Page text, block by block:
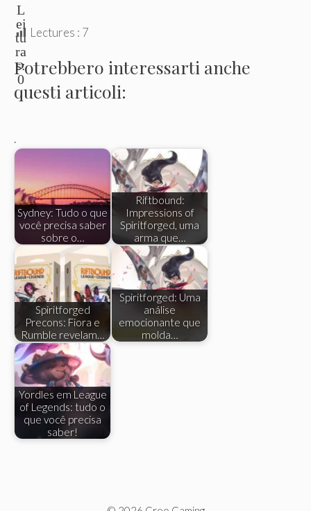
L
ei
tu
ra
s:
0
Lectures : 7
Potrebbero interessarti anche
questi articoli:
.
Sydney: Tudo o que
você precisa saber
sobre o…
Riftbound:
Impressions of
Spiritforged, uma
arma que…
Spiritforged
Precons: Fiora e
Rumble revelam…
Spiritforged: Uma
análise
emocionante que
molda…
Yordles em League
of Legends: tudo o
que você precisa
saber!